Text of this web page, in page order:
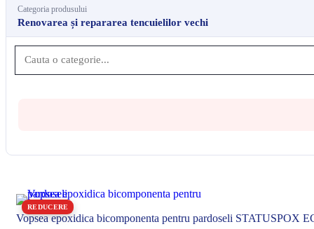
Categoria produsului
Renovarea și repararea tencuielilor vechi
categorie
REDUCERE
Vopsea epoxidica bicomponenta pentru pardoseli STATUSPOX